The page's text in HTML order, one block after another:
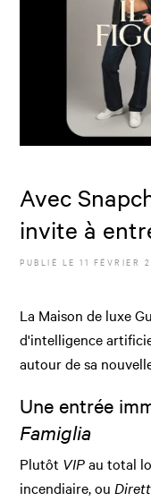
Avec
invite à
PUBLIÉ LE11 FÉVRIER
La Maison de luxe
d'intelligence
autour de sa
Une entrée
Famiglia
Plutôt VIPau total
incendiaire, ou